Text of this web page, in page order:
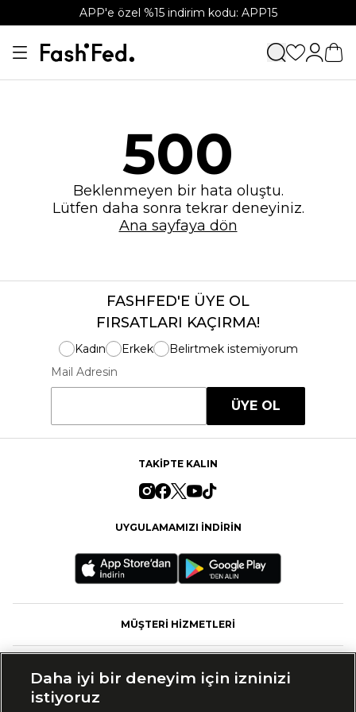
APP'e özel %15 indirim kodu: APP15
500
Beklenmeyen bir hata oluştu.
Lütfen daha sonra tekrar deneyiniz.
Ana sayfaya dön
FASHFED'E ÜYE OL
FIRSATLARI KAÇIRMA!
Kadın Erkek
Belirtmek istemiyorum
Mail Adresin
ÜYE OL
TAKİPTE KALIN
UYGULAMAMIZI İNDİRİN
MÜŞTERİ HİZMETLERİ
Daha iyi bir deneyim için izninizi
istiyoruz